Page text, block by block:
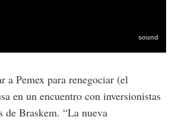
a Pemex para renegociar (el
en un encuentro con inversionistas
de Braskem. “La nueva